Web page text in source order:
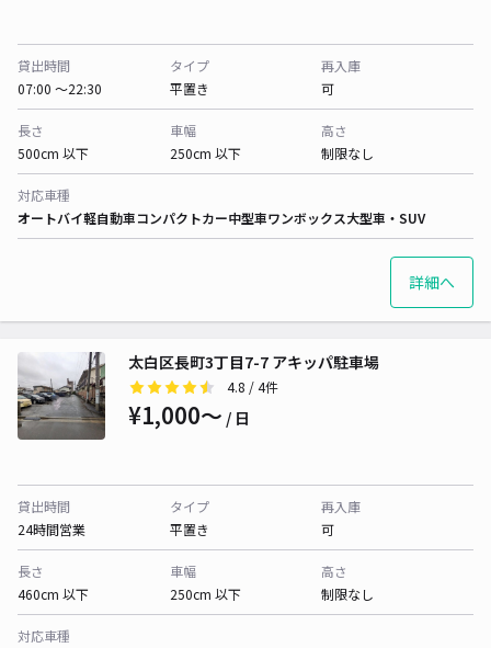
貸出時間
07:00 〜22:30
タイプ
平置き
再入庫
可
長さ
500cm 以下
車幅
250cm 以下
高さ
制限なし
対応車種
オートバイ軽自動車コンパクトカー中型車ワンボックス大型車・SUV
詳細へ
太白区長町3丁目7-7 アキッパ駐車場
4.8 / 4件
¥1,000〜 / 日
貸出時間
24時間営業
タイプ
平置き
再入庫
可
長さ
460cm 以下
車幅
250cm 以下
高さ
制限なし
対応車種